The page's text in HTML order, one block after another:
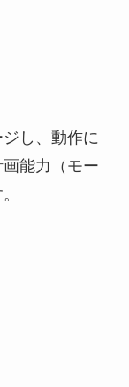
し、動作に
能力（モー